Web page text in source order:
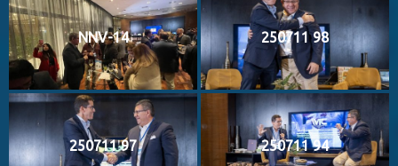
NNV-14 250711 98
250711 97 250711 94